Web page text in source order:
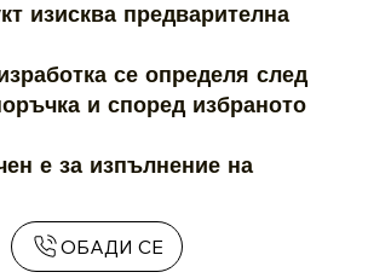
изисква предварителна
се определя след
и според избраното
е за изпълнение на
ОБАДИ СЕ